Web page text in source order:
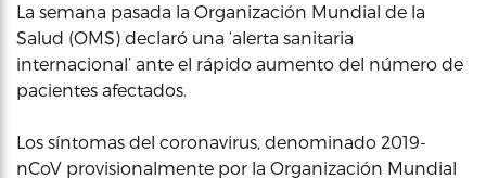
La semana pasada la Organización Mundial de la
Salud (OMS) declaró una ‘alerta sanitaria
internacional’ ante el rápido aumento del número de
pacientes afectados.
Los síntomas del coronavirus, denominado 2019-
nCoV provisionalmente por la Organización Mundial